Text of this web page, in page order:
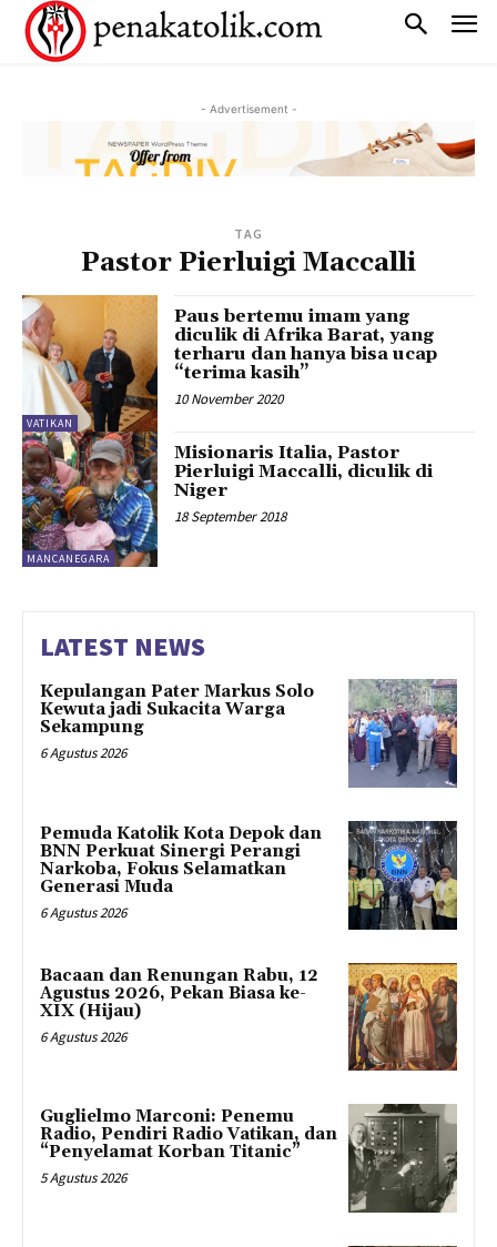
- Advertisement -
TAG
Pastor Pierluigi Maccalli
VATIKAN
Paus bertemu imam yang
diculik di Afrika Barat, yang
terharu dan hanya bisa ucap
“terima kasih”
10 November 2020
MANCANEGARA
Misionaris Italia, Pastor
Pierluigi Maccalli, diculik di
Niger
18 September 2018
LATEST NEWS
Kepulangan Pater Markus Solo
Kewuta jadi Sukacita Warga
Sekampung
6 Agustus 2026
Pemuda Katolik Kota Depok dan
BNN Perkuat Sinergi Perangi
Narkoba, Fokus Selamatkan
Generasi Muda
6 Agustus 2026
Bacaan dan Renungan Rabu, 12
Agustus 2026, Pekan Biasa ke-
XIX (Hijau)
6 Agustus 2026
Guglielmo Marconi: Penemu
Radio, Pendiri Radio Vatikan, dan
“Penyelamat Korban Titanic”
5 Agustus 2026